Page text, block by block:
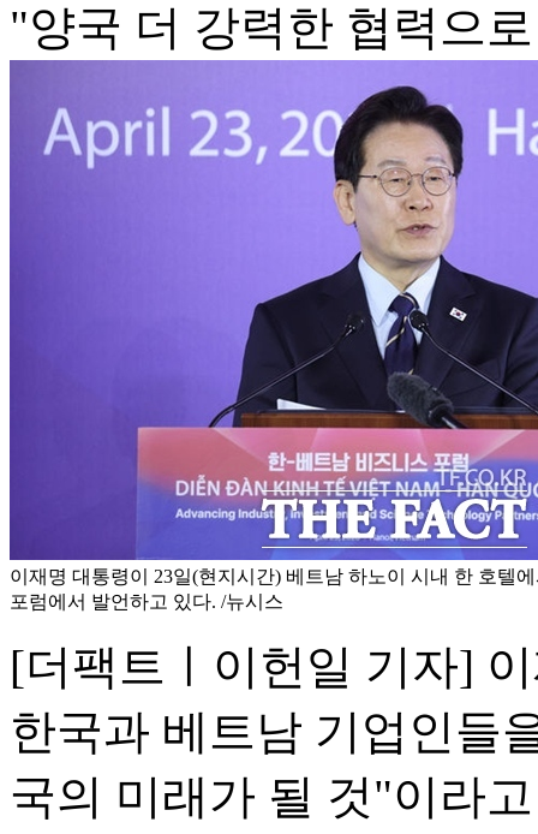
"양국 더 강력한 협력으
이재명 대통령이 23일(현지시간) 베트남 하노이 시내 한 호텔
포럼에서 발언하고 있다. /뉴시스
[더팩트ㅣ이헌일 기자]
한국과 베트남 기업인들
국의 미래가 될 것"이라